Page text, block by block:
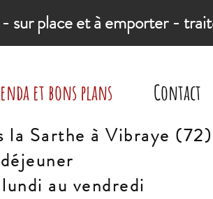
sur place et à emporter -
et bons plans Contact
la Sarthe à Vibraye (72)
au vendredi